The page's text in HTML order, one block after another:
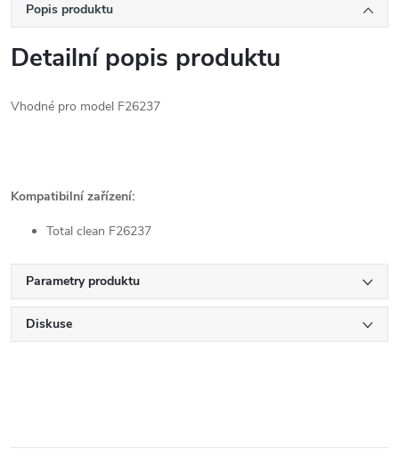
Popis produktu
Detailní popis produktu
Vhodné pro model F26237
Kompatibilní zařízení:
Total clean F26237
Parametry produktu
Diskuse